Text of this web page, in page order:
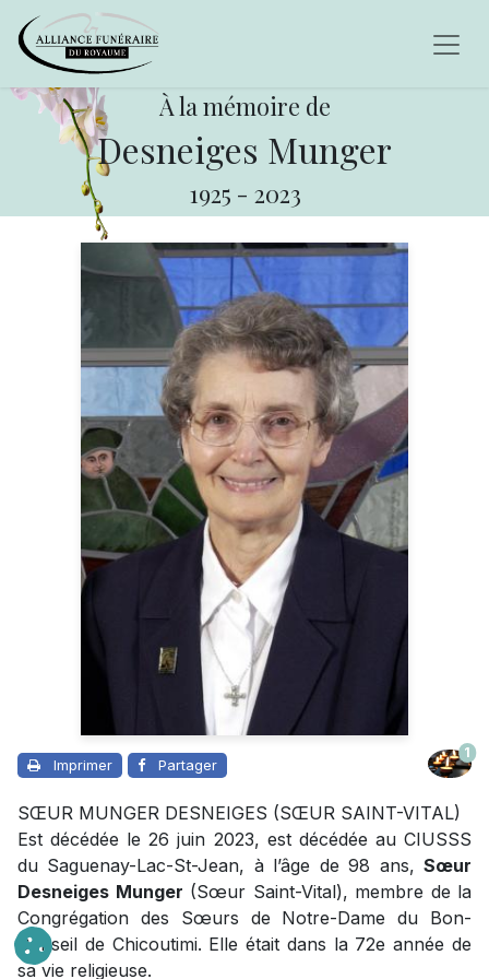
À la mémoire de
Desneiges Munger
1925 - 2023
Imprimer Partager
1
SŒUR MUNGER DESNEIGES (SŒUR SAINT-VITAL)
Est décédée le 26 juin 2023, est décédée au CIUSSS
du Saguenay-Lac-St-Jean, à l’âge de 98 ans, Sœur
Desneiges Munger (Sœur Saint-Vital), membre de la
Congrégation des Sœurs de Notre-Dame du Bon-
Conseil de Chicoutimi. Elle était dans la 72e année de
sa vie religieuse.